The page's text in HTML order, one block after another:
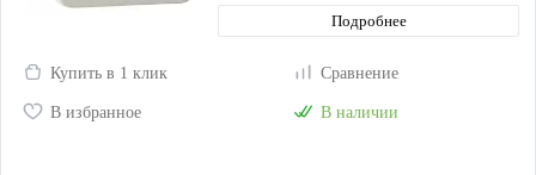
Подробнее
Купить в 1 клик Сравнение
В избранное В наличии